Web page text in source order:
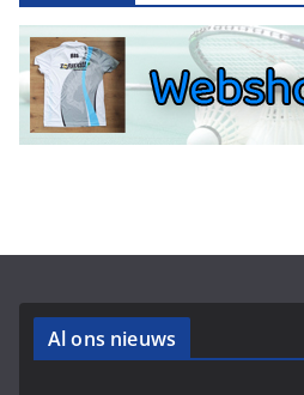
Al ons nieuws